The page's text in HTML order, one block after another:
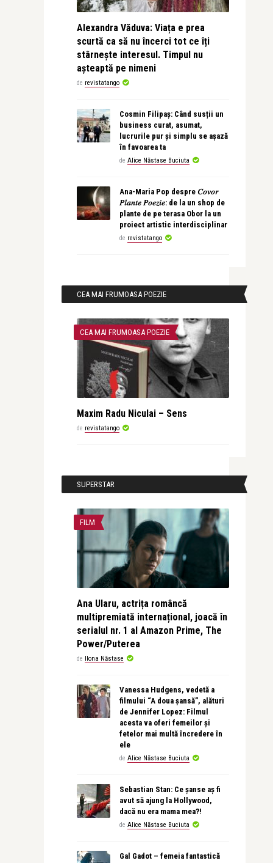
Alexandra Văduva: Viața e prea
scurtă ca să nu încerci tot ce îți
stârnește interesul. Timpul nu
așteaptă pe nimeni
de revistatango
Cosmin Filipaș: Când susții un
business curat, asumat,
lucrurile pur și simplu se așază
în favoarea ta
de Alice Năstase Buciuta
Ana-Maria Pop despre 𝐶𝑜𝑣𝑜𝑟
𝑃𝑙𝑎𝑛𝑡𝑒 𝑃𝑜𝑒𝑧𝑖𝑒: de la un shop de
plante de pe terasa Obor la un
proiect artistic interdisciplinar
de revistatango
CEA MAI FRUMOASA POEZIE
CEA MAI FRUMOASA POEZIE
Maxim Radu Niculai – Sens
de revistatango
SUPERSTAR
FILM
Ana Ularu, actrița româncă
multipremiată internațional, joacă în
serialul nr. 1 al Amazon Prime, The
Power/Puterea
de Ilona Năstase
Vanessa Hudgens, vedetă a
filmului “A doua șansă”, alături
de Jennifer Lopez: Filmul
acesta va oferi femeilor și
fetelor mai multă încredere în
ele
de Alice Năstase Buciuta
Sebastian Stan: Ce șanse aș fi
avut să ajung la Hollywood,
dacă nu era mama mea?!
de Alice Năstase Buciuta
Gal Gadot – femeia fantastică